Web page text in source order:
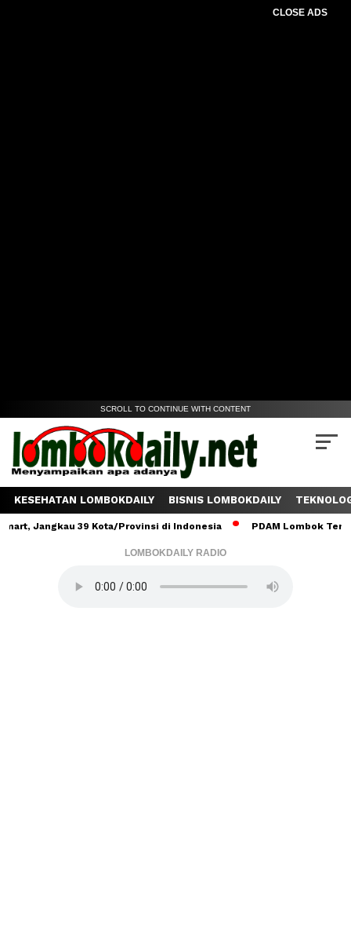
CLOSE ADS
SCROLL TO CONTINUE WITH CONTENT
KESEHATAN LOMBOKDAILY BISNIS LOMBOKDAILY
39 Kota/Provinsi di Indonesia PDAM Lombok Tengah
LOMBOKDAILY RADIO